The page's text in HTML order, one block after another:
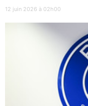
12 juin 2026 à 02h00